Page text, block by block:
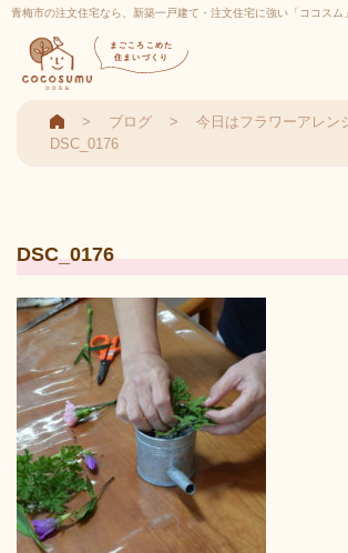
青梅市の注文住宅なら、新築一戸建て・注文住宅に強い「ココスム
実績多数
まごころこめた
住まいづくり
ブログ
今日はフラワーアレン
DSC_0176
DSC_0176